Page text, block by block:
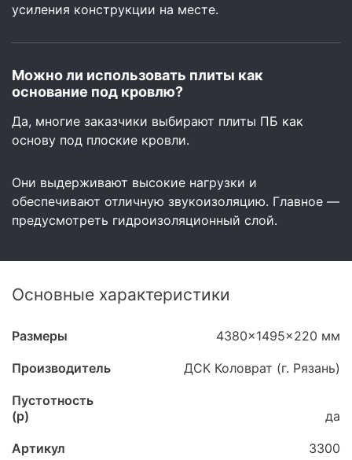
усиления конструкции на месте.
Можно ли использовать плиты как
основание под кровлю?
Да, многие заказчики выбирают плиты ПБ как
основу под плоские кровли.
Они выдерживают высокие нагрузки и
обеспечивают отличную звукоизоляцию. Главное —
предусмотреть гидроизоляционный слой.
Основные характеристики
Размеры 4380x1495x220 мм
Производитель ДСК Коловрат (г. Рязань)
Пустотность
(p)
да
Артикул 3300